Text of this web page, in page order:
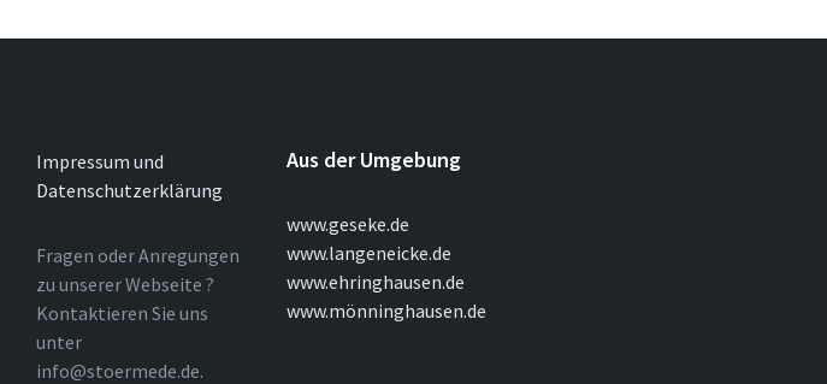
Impressum und
Datenschutzerklärung
Fragen oder Anregungen
zu unserer Webseite ?
Kontaktieren Sie uns
unter
info@stoermede.de.
Aus der Umgebung
www.geseke.de
www.langeneicke.de
www.ehringhausen.de
www.mönninghausen.de